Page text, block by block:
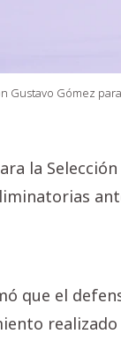
Gustavo Gómez
la
que el
realizado